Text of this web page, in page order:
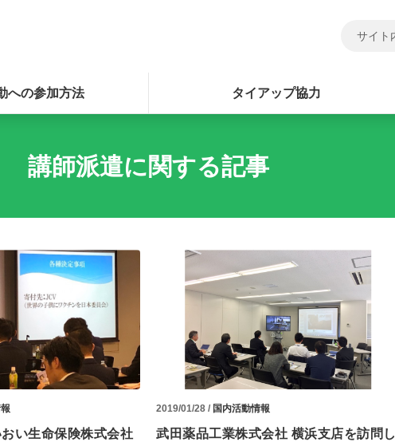
への参加方法 タイアップ協力
講師派遣に関する記事
い生命保険株式会社
2019/01/28 / 国内活動情報
武田薬品工業株式会社 横浜支店を訪問し